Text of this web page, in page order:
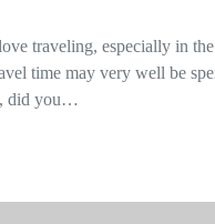
traveling, especially in
time may very well be
did you…